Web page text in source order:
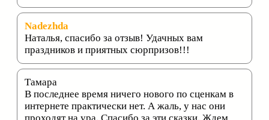
Nadezhda
Наталья, спасибо за отзыв! Удачных вам
праздников и приятных сюрпризов!!!
Тамара
В последнее время ничего нового по сценкам в
интернете практически нет. А жаль, у нас они